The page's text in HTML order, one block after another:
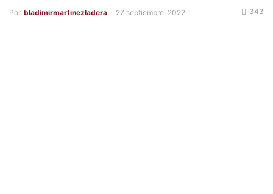
Por bladimirmartinezladera - 27 septiembre, 2022 343